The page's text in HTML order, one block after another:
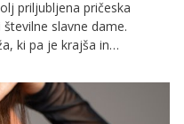
priljubljena pričeska
slavne dame.
ki pa je krajša in
'spremembo z